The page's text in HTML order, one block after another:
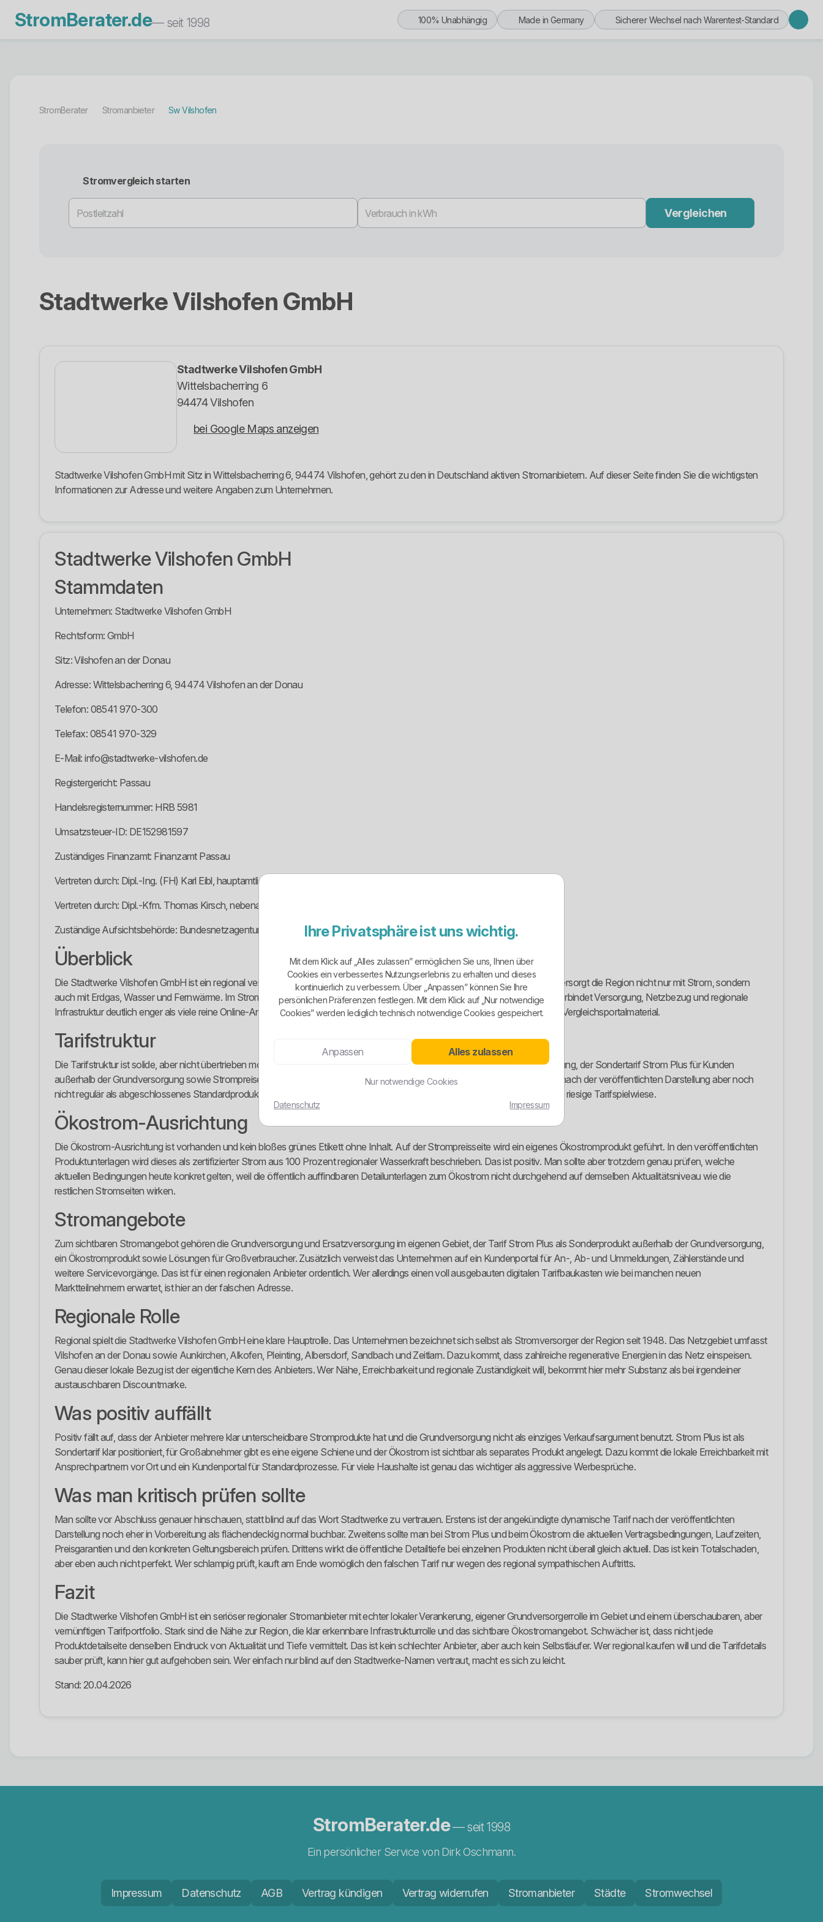
StromBerater.de— seit 1998 100% Unabhängig Made in Germany Sicherer Wechsel nach Warentest-Standard
StromBerater Stromanbieter Sw Vilshofen
Stromvergleich starten
Vergleichen
Stadtwerke Vilshofen GmbH
Stadtwerke Vilshofen GmbH
Wittelsbacherring 6
94474 Vilshofen
bei Google Maps anzeigen
Stadtwerke Vilshofen GmbH mit Sitz in Wittelsbacherring 6, 94474 Vilshofen, gehört zu den in Deutschland aktiven Stromanbietern. Auf dieser Seite finden Sie die wichtigsten
Informationen zur Adresse und weitere Angaben zum Unternehmen.
Stadtwerke Vilshofen GmbH
Stammdaten
Unternehmen: Stadtwerke Vilshofen GmbH
Rechtsform: GmbH
Sitz: Vilshofen an der Donau
Adresse: Wittelsbacherring 6, 94474 Vilshofen an der Donau
Telefon: 08541 970-300
Telefax: 08541 970-329
E-Mail: info@stadtwerke-vilshofen.de
Registergericht: Passau
Handelsregisternummer: HRB 5981
Umsatzsteuer-ID: DE152981597
Zuständiges Finanzamt: Finanzamt Passau
Vertreten durch: Dipl.-Ing. (FH) Karl Eibl, hauptamtlich
Vertreten durch: Dipl.-Kfm. Thomas Kirsch, nebenamtlich
Zuständige Aufsichtsbehörde: Bundesnetzagentur für Elektrizität, Gas, Telekommunikation, Post und Eisenbahnen
Überblick
Die Stadtwerke Vilshofen GmbH ist ein regional verankerter Versorger mit klassischem Stadtwerke-Profil. Das Unternehmen versorgt die Region nicht nur mit Strom, sondern
auch mit Erdgas, Wasser und Fernwärme. Im Strombereich tritt der Anbieter seit Jahrzehnten im eigenen Netzgebiet auf und verbindet Versorgung, Netzbezug und regionale
Infrastruktur deutlich enger als viele reine Online-Anbieter. Das wirkt bodenständig und seriös, nicht wie zusammengebasteltes Vergleichsportalmaterial.
Tarifstruktur
Die Tarifstruktur ist solide, aber nicht übertrieben modern. Sichtbar angeboten werden die Grundversorgung, die Ersatzversorgung, der Sondertarif Strom Plus für Kunden
außerhalb der Grundversorgung sowie Strompreise für Großabnehmer. Ein dynamischer Stromtarif wird zwar angekündigt, ist nach der veröffentlichten Darstellung aber noch
nicht regulär als abgeschlossenes Standardprodukt am Markt. Das heißt unterm Strich: Es gibt brauchbare Auswahl, aber keine riesige Tarifspielwiese.
Ökostrom-Ausrichtung
Die Ökostrom-Ausrichtung ist vorhanden und kein bloßes grünes Etikett ohne Inhalt. Auf der Strompreisseite wird ein eigenes Ökostromprodukt geführt. In den veröffentlichten
Produktunterlagen wird dieses als zertifizierter Strom aus 100 Prozent regionaler Wasserkraft beschrieben. Das ist positiv. Man sollte aber trotzdem genau prüfen, welche
aktuellen Bedingungen heute konkret gelten, weil die öffentlich auffindbaren Detailunterlagen zum Ökostrom nicht durchgehend auf demselben Aktualitätsniveau wie die
restlichen Stromseiten wirken.
Stromangebote
Zum sichtbaren Stromangebot gehören die Grundversorgung und Ersatzversorgung im eigenen Gebiet, der Tarif Strom Plus als Sonderprodukt außerhalb der Grundversorgung,
ein Ökostromprodukt sowie Lösungen für Großverbraucher. Zusätzlich verweist das Unternehmen auf ein Kundenportal für An-, Ab- und Ummeldungen, Zählerstände und
weitere Servicevorgänge. Das ist für einen regionalen Anbieter ordentlich. Wer allerdings einen voll ausgebauten digitalen Tarifbaukasten wie bei manchen neuen
Marktteilnehmern erwartet, ist hier an der falschen Adresse.
Regionale Rolle
Regional spielt die Stadtwerke Vilshofen GmbH eine klare Hauptrolle. Das Unternehmen bezeichnet sich selbst als Stromversorger der Region seit 1948. Das Netzgebiet umfasst
Vilshofen an der Donau sowie Aunkirchen, Alkofen, Pleinting, Albersdorf, Sandbach und Zeitlarn. Dazu kommt, dass zahlreiche regenerative Energien in das Netz einspeisen.
Genau dieser lokale Bezug ist der eigentliche Kern des Anbieters. Wer Nähe, Erreichbarkeit und regionale Zuständigkeit will, bekommt hier mehr Substanz als bei irgendeiner
austauschbaren Discountmarke.
Was positiv auffällt
Positiv fällt auf, dass der Anbieter mehrere klar unterscheidbare Stromprodukte hat und die Grundversorgung nicht als einziges Verkaufsargument benutzt. Strom Plus ist als
Sondertarif klar positioniert, für Großabnehmer gibt es eine eigene Schiene und der Ökostrom ist sichtbar als separates Produkt angelegt. Dazu kommt die lokale Erreichbarkeit mit
Ansprechpartnern vor Ort und ein Kundenportal für Standardprozesse. Für viele Haushalte ist genau das wichtiger als aggressive Werbesprüche.
Was man kritisch prüfen sollte
Man sollte vor Abschluss genauer hinschauen, statt blind auf das Wort Stadtwerke zu vertrauen. Erstens ist der angekündigte dynamische Tarif nach der veröffentlichten
Darstellung noch eher in Vorbereitung als flächendeckig normal buchbar. Zweitens sollte man bei Strom Plus und beim Ökostrom die aktuellen Vertragsbedingungen, Laufzeiten,
Preisgarantien und den konkreten Geltungsbereich prüfen. Drittens wirkt die öffentliche Detailtiefe bei einzelnen Produkten nicht überall gleich aktuell. Das ist kein Totalschaden,
aber eben auch nicht perfekt. Wer schlampig prüft, kauft am Ende womöglich den falschen Tarif nur wegen des regional sympathischen Auftritts.
Fazit
Die Stadtwerke Vilshofen GmbH ist ein seriöser regionaler Stromanbieter mit echter lokaler Verankerung, eigener Grundversorgerrolle im Gebiet und einem überschaubaren, aber
vernünftigen Tarifportfolio. Stark sind die Nähe zur Region, die klar erkennbare Infrastrukturrolle und das sichtbare Ökostromangebot. Schwächer ist, dass nicht jede
Produktdetailseite denselben Eindruck von Aktualität und Tiefe vermittelt. Das ist kein schlechter Anbieter, aber auch kein Selbstläufer. Wer regional kaufen will und die Tarifdetails
sauber prüft, kann hier gut aufgehoben sein. Wer einfach nur blind auf den Stadtwerke-Namen vertraut, macht es sich zu leicht.
Stand: 20.04.2026
StromBerater.de— seit 1998
Ein persönlicher Service von Dirk Oschmann.
Impressum Datenschutz AGB Vertrag kündigen Vertrag widerrufen Stromanbieter Städte Stromwechsel
Ihre Privatsphäre ist uns wichtig.
Mit dem Klick auf „Alles zulassen” ermöglichen Sie uns, Ihnen über
Cookies ein verbessertes Nutzungserlebnis zu erhalten und dieses
kontinuierlich zu verbessern. Über „Anpassen” können Sie Ihre
persönlichen Präferenzen festlegen. Mit dem Klick auf „Nur notwendige
Cookies” werden lediglich technisch notwendige Cookies gespeichert.
Anpassen Alles zulassen
Nur notwendige Cookies
Datenschutz Impressum